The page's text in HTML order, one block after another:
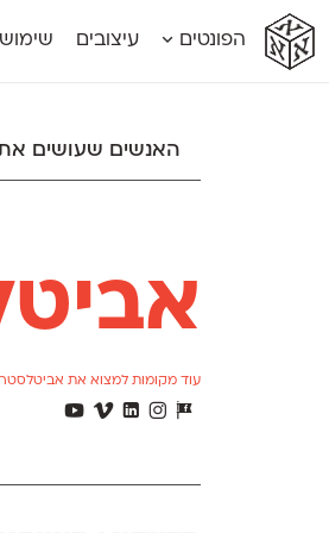
אא
אא
א
א
הפונטים עיצובים
האנשים שעושים את
עוד מקומות למצוא את אביטלסטר
Δ
Θ
ι
Υ
Η